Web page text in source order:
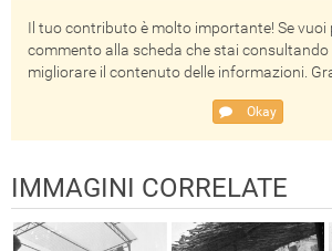
Il tuo contributo è molto importante! Se vuoi
commento alla scheda che stai consultando
migliorare il contenuto delle informazioni.
Okay
IMMAGINI CORRELATE